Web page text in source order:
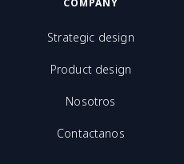
COMPANY
Strategic design
Product design
Nosotros
Contactanos